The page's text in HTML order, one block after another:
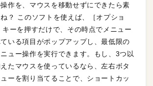
作を、マウスを移動せずにできたら素
？ このソフトを使えば、［オプショ
キーを押すだけで、その時点でメニュー
いる項目がポップアップし、最低限の
ュー操作を実行できます。もし、3つ以
たマウスを使っているなら、左右ボタ
ーを割り当てることで、ショートカッ